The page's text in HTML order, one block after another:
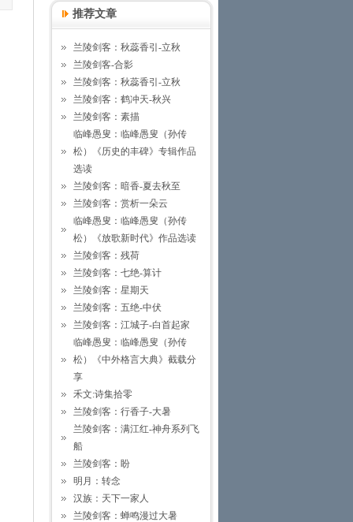
推荐文章
兰陵剑客：秋蕊香引-立秋
兰陵剑客-合影
兰陵剑客：秋蕊香引-立秋
兰陵剑客：鹤冲天-秋兴
兰陵剑客：素描
临峰愚叟：临峰愚叟（孙传
松）《历史的丰碑》专辑作品
选读
兰陵剑客：暗香-夏去秋至
兰陵剑客：赏析一朵云
临峰愚叟：临峰愚叟（孙传
松）《放歌新时代》作品选读
兰陵剑客：残荷
兰陵剑客：七绝-算计
兰陵剑客：星期天
兰陵剑客：五绝-中伏
兰陵剑客：江城子-白首起家
临峰愚叟：临峰愚叟（孙传
松）《中外格言大典》截载分
享
禾文:诗集拾零
兰陵剑客：行香子-大暑
兰陵剑客：满江红-神舟系列飞
船
兰陵剑客：盼
明月：转念
汉族：天下一家人
兰陵剑客：蝉鸣漫过大暑